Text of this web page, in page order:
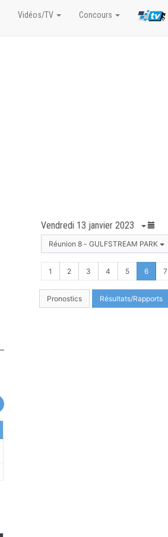
Vendredi 13 janvier 2023
Réunion 8 - GULFSTREAM PARK
1 2 3 4 5 6 7
Pronostics Résultats/Rapports
Vidéos/TV Concours